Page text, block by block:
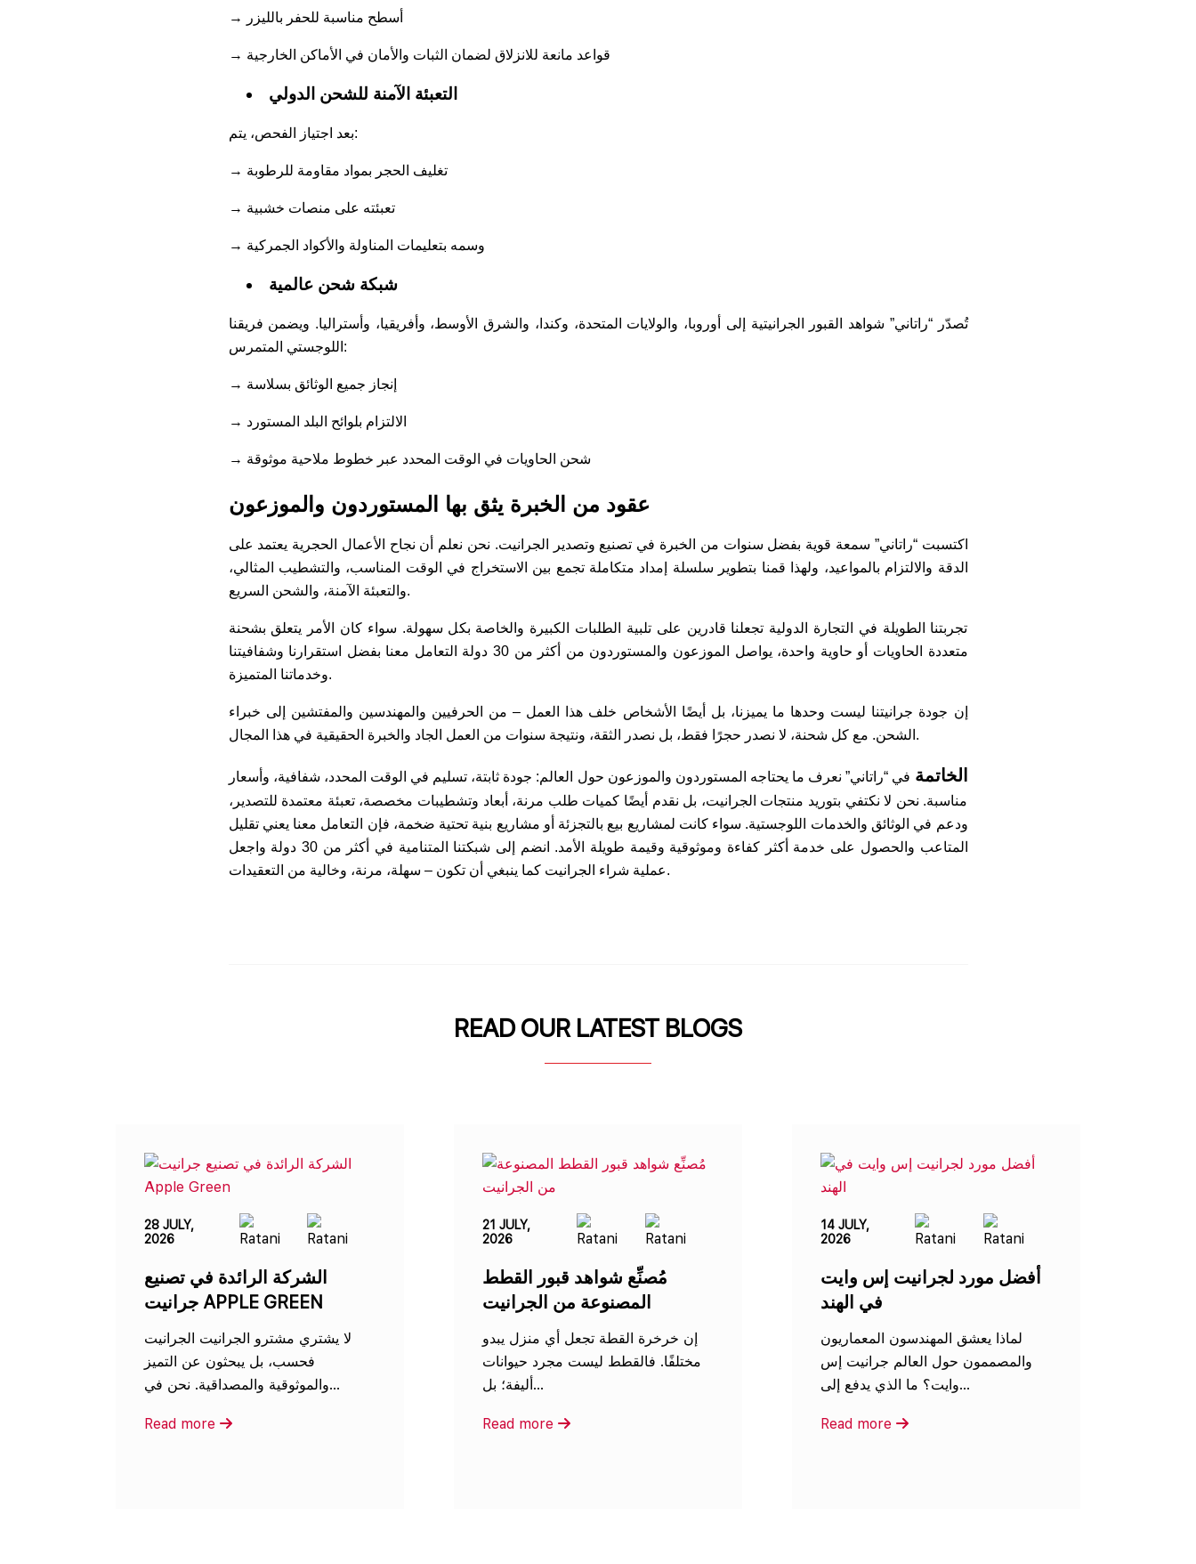
→ أسطح مناسبة للحفر بالليزر
→ قواعد مانعة للانزلاق لضمان الثبات والأمان في الأماكن الخارجية
التعبئة الآمنة للشحن الدولي
بعد اجتياز الفحص، يتم:
→ تغليف الحجر بمواد مقاومة للرطوبة
→ تعبئته على منصات خشبية
→ وسمه بتعليمات المناولة والأكواد الجمركية
شبكة شحن عالمية
تُصدّر “راتاني” شواهد القبور الجرانيتية إلى أوروبا، والولايات المتحدة، وكندا، والشرق الأوسط، وأفريقيا، وأستراليا. ويضمن فريقنا
اللوجستي المتمرس:
→ إنجاز جميع الوثائق بسلاسة
→ الالتزام بلوائح البلد المستورد
→ شحن الحاويات في الوقت المحدد عبر خطوط ملاحية موثوقة
عقود من الخبرة يثق بها المستوردون والموزعون
اكتسبت “راتاني” سمعة قوية بفضل سنوات من الخبرة في تصنيع وتصدير الجرانيت. نحن نعلم أن نجاح الأعمال الحجرية يعتمد على
الدقة والالتزام بالمواعيد، ولهذا قمنا بتطوير سلسلة إمداد متكاملة تجمع بين الاستخراج في الوقت المناسب، والتشطيب المثالي،
والتعبئة الآمنة، والشحن السريع.
تجربتنا الطويلة في التجارة الدولية تجعلنا قادرين على تلبية الطلبات الكبيرة والخاصة بكل سهولة. سواء كان الأمر يتعلق بشحنة
متعددة الحاويات أو حاوية واحدة، يواصل الموزعون والمستوردون من أكثر من 30 دولة التعامل معنا بفضل استقرارنا وشفافيتنا
وخدماتنا المتميزة.
إن جودة جرانيتنا ليست وحدها ما يميزنا، بل أيضًا الأشخاص خلف هذا العمل – من الحرفيين والمهندسين والمفتشين إلى خبراء
الشحن. مع كل شحنة، لا نصدر حجرًا فقط، بل نصدر الثقة، ونتيجة سنوات من العمل الجاد والخبرة الحقيقية في هذا المجال.
الخاتمة في “راتاني” نعرف ما يحتاجه المستوردون والموزعون حول العالم: جودة ثابتة، تسليم في الوقت المحدد، شفافية، وأسعار
مناسبة. نحن لا نكتفي بتوريد منتجات الجرانيت، بل نقدم أيضًا كميات طلب مرنة، أبعاد وتشطيبات مخصصة، تعبئة معتمدة للتصدير،
ودعم في الوثائق والخدمات اللوجستية. سواء كانت لمشاريع بيع بالتجزئة أو مشاريع بنية تحتية ضخمة، فإن التعامل معنا يعني تقليل
المتاعب والحصول على خدمة أكثر كفاءة وموثوقية وقيمة طويلة الأمد. انضم إلى شبكتنا المتنامية في أكثر من 30 دولة واجعل
عملية شراء الجرانيت كما ينبغي أن تكون – سهلة، مرنة، وخالية من التعقيدات.
READ OUR LATEST BLOGS
28 JULY,
2026
الشركة الرائدة في تصنيع
جرانيت APPLE GREEN
لا يشتري مشترو الجرانيت الجرانيت
فحسب، بل يبحثون عن التميز
والموثوقية والمصداقية. نحن في...
Read more
21 JULY,
2026
مُصنِّع شواهد قبور القطط
المصنوعة من الجرانيت
إن خرخرة القطة تجعل أي منزل يبدو
مختلفًا. فالقطط ليست مجرد حيوانات
أليفة؛ بل...
Read more
14 JULY,
2026
أفضل مورد لجرانيت إس وايت
في الهند
لماذا يعشق المهندسون المعماريون
والمصممون حول العالم جرانيت إس
وايت؟ ما الذي يدفع إلى...
Read more